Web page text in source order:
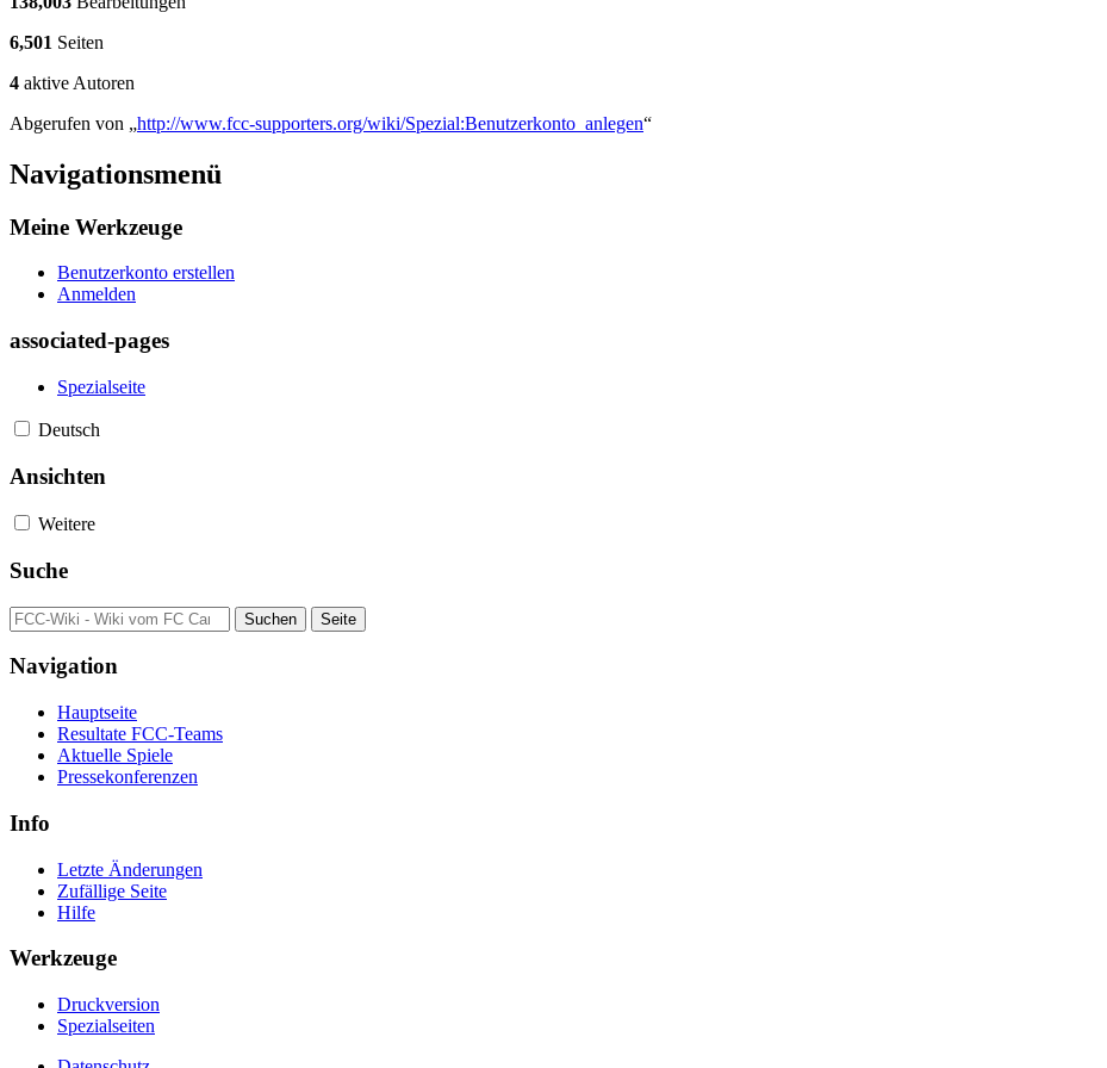
6,501 Seiten
4 aktive Autoren
Abgerufen von „http://www.fcc-supporters.org/wiki/Spezial:Benutzerkonto_anlegen“
Navigationsmenü
Meine Werkzeuge
Benutzerkonto erstellen
Anmelden
associated-pages
Spezialseite
Deutsch
Ansichten
Weitere
Suche
Navigation
Hauptseite
Resultate FCC-Teams
Aktuelle Spiele
Pressekonferenzen
Info
Letzte Änderungen
Zufällige Seite
Hilfe
Werkzeuge
Druckversion
Spezialseiten